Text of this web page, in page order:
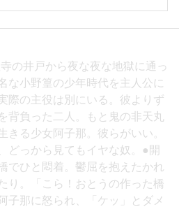
の井戸から夜な夜な地獄に通っ
な小野篁の少年時代を主人公に
際の主役は別にいる。彼よりず
背負った二人。もと鬼の非天丸
きる少女阿子那。彼らがいい。
どっから見てもイヤな奴。●開
でひと悶着。鬱屈を抱えたかれ
り。「こら！おとうの作った橋
子那に怒られ、「ケッ」とダメ